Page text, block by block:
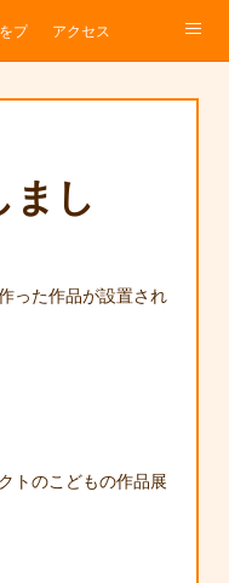
プロジェクト
アクセス
まし
った作品が設置され
トのこどもの作品展